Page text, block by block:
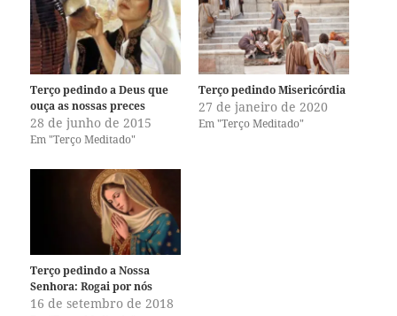
a
c
o
m
p
a
t
i
l
h
a
r
(
a
b
r
a
c
o
m
p
a
t
i
l
h
a
o
F
a
c
e
b
o
o
k
(
a
b
Terço pedindo a Deus que
ouça as nossas preces
28 de junho de 2015
Em "Terço Meditado"
Terço pedindo Misericórdia
27 de janeiro de 2020
Em "Terço Meditado"
Terço pedindo a Nossa
Senhora: Rogai por nós
16 de setembro de 2018